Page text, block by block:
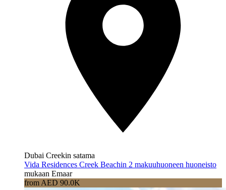
Dubai Creekin satama
Vida Residences Creek Beachin 2 makuuhuoneen huoneisto
mukaan Emaar
from AED 90.0K